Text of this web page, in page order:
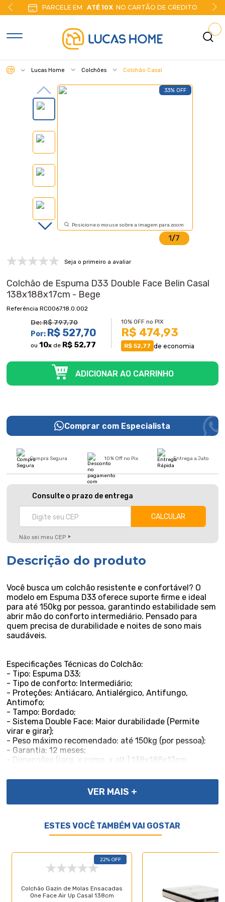
PARCELE EM ATÉ 10X NO CARTÃO DE CŔEDITO
Lucas Home Colchões Colchão Casal
33% OFF
1/7
Posicione o mouse sobre a imagem para zoom
Seja o primeiro a avaliar
Colchão de Espuma D33 Double Face Belin Casal
138x188x17cm - Bege
RC0067.18.0.002
De:R$ 797,70
Por: R$ 527,70
ou10x de R$ 52,77
10% OFF no PIX
R$ 474,93
R$ 52,77 de economia
Comprar com Especialista
Compra Segura 10% Off no Pix Entrega a Jato
Consulte o prazo de entrega
Não sei meu CEP
Descrição do produto
Você busca um colchão resistente e confortável? O
modelo em Espuma D33 oferece suporte firme e ideal
para até 150kg por pessoa, garantindo estabilidade sem
abrir mão do conforto intermediário. Pensado para
quem precisa de durabilidade e noites de sono mais
saudáveis.
Especificações Técnicas do Colchão:
- Tipo: Espuma D33;
- Tipo de conforto: Intermediário;
- Proteções: Antiácaro, Antialérgico, Antifungo,
Antimofo;
- Tampo: Bordado;
- Sistema Double Face: Maior durabilidade (Permite
virar e girar);
- Peso máximo recomendado: até 150kg (por pessoa);
- Garantia: 12 meses;
- Dimensões (larg. x comp. x alt.) 138x188x17cm.
Importante, as cores podem variar conforme a tela; Não
oferecemos montagem; recomendamos profissionais
qualificados. Confira as dimensões para transporte em
especiais. Por se tratar de um produto de uso íntimo e
pessoal, só aceitaremos devoluções por arrependimento
VER MAIS +
ESTES VOCÊ TAMBÉM VAI GOSTAR
22% OFF
Colchão Gazin de Molas Ensacadas
One Face Air Up Casal 138cm